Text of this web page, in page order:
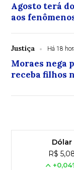
Agosto terá
aos
Justiça Há 18
Moraes nega
receba filhos
Dólar
R$